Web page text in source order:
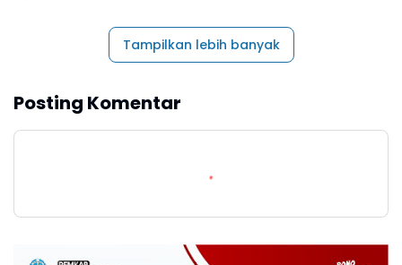
Tampilkan lebih banyak
Posting Komentar